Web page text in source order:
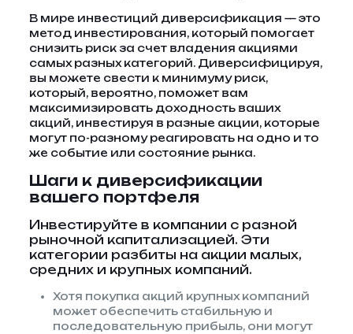
В мире инвестиций диверсификация — это
метод инвестирования, который помогает
снизить риск за счет владения акциями
самых разных категорий. Диверсифицируя,
вы можете свести к минимуму риск,
который, вероятно, поможет вам
максимизировать доходность ваших
акций, инвестируя в разные акции, которые
могут по-разному реагировать на одно и то
же событие или состояние рынка.
Шаги к диверсификации
вашего портфеля
Инвестируйте в компании с разной
рыночной капитализацией. Эти
категории разбиты на акции малых,
средних и крупных компаний.
Хотя покупка акций крупных компаний
может обеспечить стабильную и
последовательную прибыль, они могут